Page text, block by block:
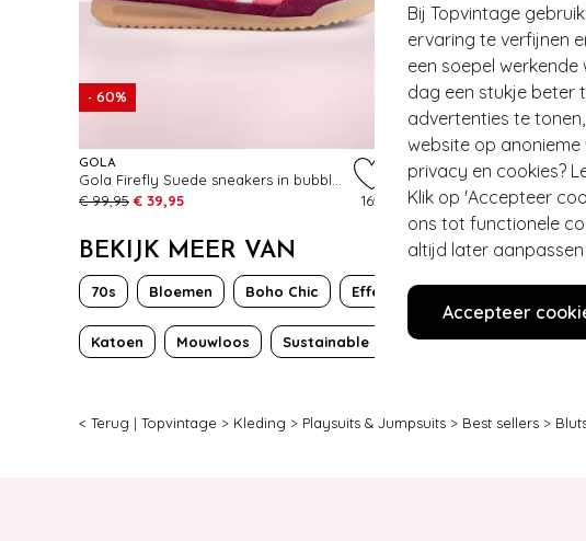
Bij Topvintage
ervaring te verfijnen
een soepel
dag een stukje beter
advertenties te
website op anonieme
privacy en cookies?
Klik op 'Accepteer
ons tot functionele
altijd later
Accepteer
- 60%
GOLA
€ 99,95 € 39,95 165
- 50%
BANNED RETRO
Secret Love flats in zwart
€ 55,95 € 27,95
BEKIJK MEER VAN
70s Bloemen Boho Chic Effen
Katoen Mouwloos Sustainable Fashion Wijde pijp
< Terug | Topvintage > Kleding > Playsuits & Jumpsuits > Best sellers >